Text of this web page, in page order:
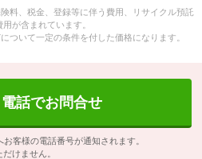
料、税金、登録等に伴う費用、リサイクル預託
が含まれています。
ついて一定の条件を付した価格になります。
電話でお問合せ
客様の電話番号が通知されます。
けません。